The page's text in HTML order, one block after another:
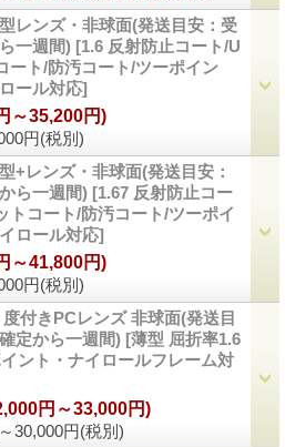
レンズ・非球面(発送目安：受
一週間) [1.6 反射防止コート/U
ート/防汚コート/ツーポイン
ール対応]
円(税別)
～35,200円)
+レンズ・非球面(発送目安：
ら一週間) [1.67 反射防止コー
トコート/防汚コート/ツーポイ
ロール対応]
円(税別)
～41,800円)
付きPCレンズ 非球面(発送目
定から一週間) [薄型 屈折率1.6
ント・ナイロールフレーム対
30,000円(税別)
円～33,000円)